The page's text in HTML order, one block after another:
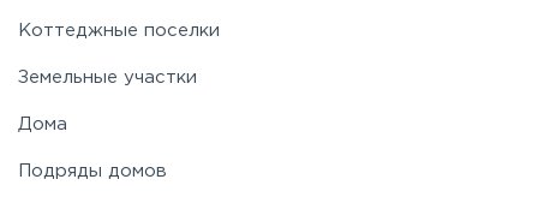
Симферопольское
Фряновское
Коттеджные поселки
Земельные участки
Дома
Подряды домов